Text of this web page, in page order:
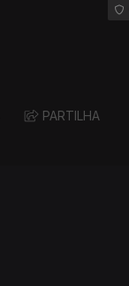
PARTILHA